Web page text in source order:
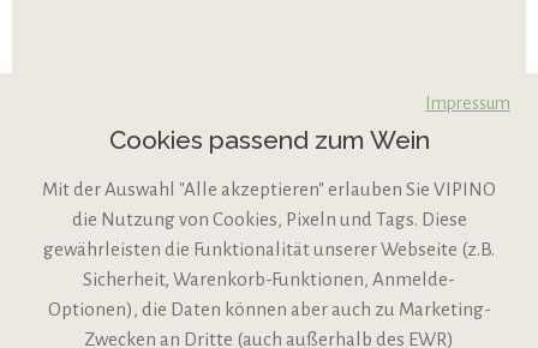
VIPINO Service
Impressum
Cookies passend zum Wein
Mit der Auswahl "Alle akzeptieren" erlauben Sie VIPINO
die Nutzung von Cookies, Pixeln und Tags. Diese
gewährleisten die Funktionalität unserer Webseite (z.B.
Sicherheit, Warenkorb-Funktionen, Anmelde-
Optionen), die Daten können aber auch zu Marketing-
Zwecken an Dritte (auch außerhalb des EWR)